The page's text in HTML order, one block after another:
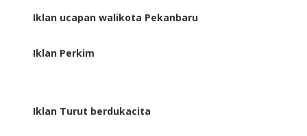
Iklan ucapan walikota Pekanbaru
Iklan Perkim
Iklan Turut berdukacita